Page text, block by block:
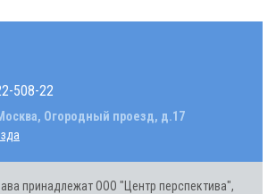
508-22
Огородный проезд, д.17
принадлежат ООО "Центр перспектива",